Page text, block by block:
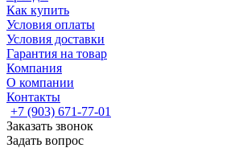
Как купить
Условия оплаты
Условия доставки
Гарантия на товар
Компания
О компании
Контакты
+7 (903) 671-77-01
Заказать звонок
Задать вопрос